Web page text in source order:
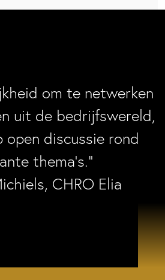
om te netwerken
uit de bedrijfswereld,
open discussie rond
thema’s.”
CHRO Elia